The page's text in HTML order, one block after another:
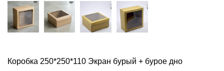
Коробка 250*250*110 Экран бурый + бурое дно